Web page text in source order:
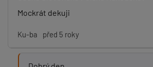
Mockrát dekuji
Ku-ba před 5 roky